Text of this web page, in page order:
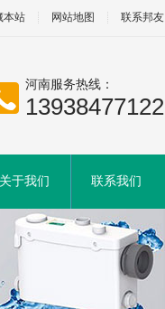
本站 网站地图 联系邦友
河南服务热线：
13938477122
关于我们 联系我们